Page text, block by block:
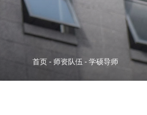
首页 - 师资队伍 - 学硕导师